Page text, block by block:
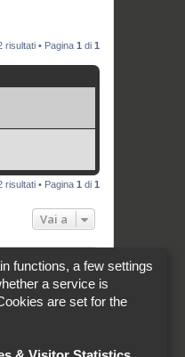
risultati • Pagina 1 di 1
risultati • Pagina 1 di 1
Vai a
sonoUTC+02:00
functions, a few settings
a service is
are set for the